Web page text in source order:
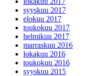
syyskuu 2017
elokuu 2017
toukokuu 2017
helmikuu 2017
marraskuu 2016
lokakuu 2016
toukokuu 2016
syyskuu 2015